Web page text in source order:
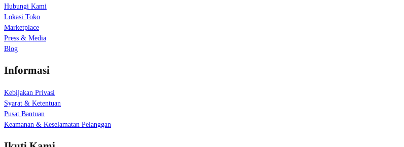
Hubungi Kami
Lokasi Toko
Marketplace
Press & Media
Blog
Informasi
Kebijakan Privasi
Syarat & Ketentuan
Pusat Bantuan
Keamanan & Keselamatan Pelanggan